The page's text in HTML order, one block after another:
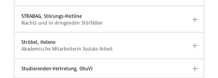
STRABAG, Störungs-Hotline
Nachts und in dringenden Störfällen
Ströbel, Helene
Akademische Mitarbeiterin Soziale Arbeit
Studierenden-Vertretung, (StuV)